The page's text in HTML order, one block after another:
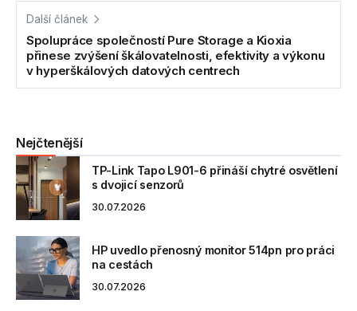
Další článek
Spolupráce společností Pure Storage a Kioxia
přinese zvýšení škálovatelnosti, efektivity a výkonu
v hyperškálových datových centrech
Nejčtenější
TP-Link Tapo L901-6 přináší chytré osvětlení
s dvojicí senzorů
30.07.2026
HP uvedlo přenosný monitor 514pn pro práci
na cestách
30.07.2026